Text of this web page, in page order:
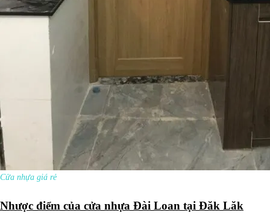
Cửa nhựa giá rẻ
Nhược điểm của cửa nhựa Đài Loan tại Đăk Lăk